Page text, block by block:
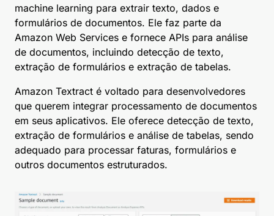
machine learning para extrair texto, dados e
formulários de documentos. Ele faz parte da
Amazon Web Services e fornece APIs para análise
de documentos, incluindo detecção de texto,
extração de formulários e extração de tabelas.
Amazon Textract é voltado para desenvolvedores
que querem integrar processamento de documentos
em seus aplicativos. Ele oferece detecção de texto,
extração de formulários e análise de tabelas, sendo
adequado para processar faturas, formulários e
outros documentos estruturados.